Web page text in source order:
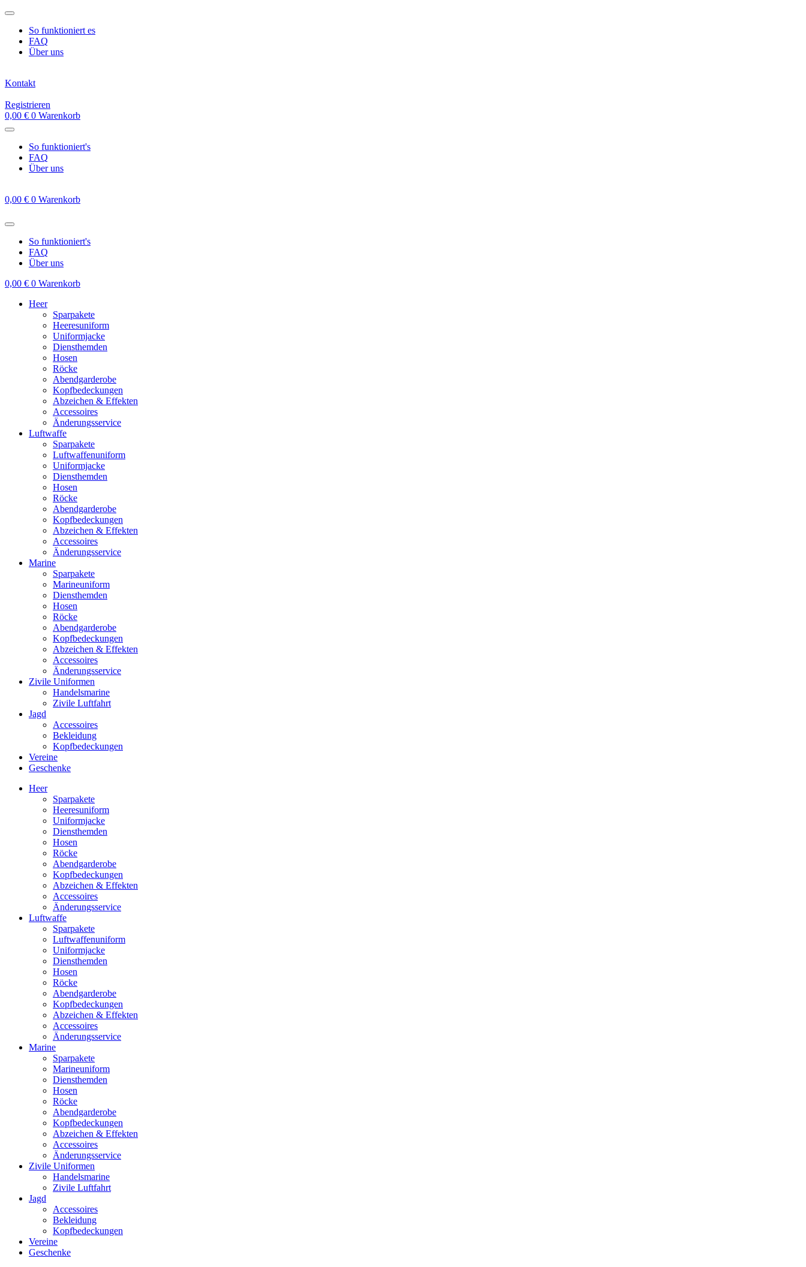
Zum
springenSo funktioniert es
FAQ
Über uns
Kontakt
Registrieren
0,00 € 0 Warenkorb
So funktioniert's
FAQ
Über uns
0,00 € 0 Warenkorb
So funktioniert's
FAQ
Über uns
0,00 € 0 Warenkorb
Heer
Sparpakete
Heeresuniform
Uniformjacke
Diensthemden
Hosen
Röcke
Abendgarderobe
Kopfbedeckungen
Abzeichen & Effekten
Accessoires
Änderungsservice
Luftwaffe
Sparpakete
Luftwaffenuniform
Uniformjacke
Diensthemden
Hosen
Röcke
Abendgarderobe
Kopfbedeckungen
Abzeichen & Effekten
Accessoires
Änderungsservice
Marine
Sparpakete
Marineuniform
Diensthemden
Hosen
Röcke
Abendgarderobe
Kopfbedeckungen
Abzeichen & Effekten
Accessoires
Änderungsservice
Zivile Uniformen
Handelsmarine
Zivile Luftfahrt
Jagd
Accessoires
Bekleidung
Kopfbedeckungen
Vereine
Geschenke
Heer
Sparpakete
Heeresuniform
Uniformjacke
Diensthemden
Hosen
Röcke
Abendgarderobe
Kopfbedeckungen
Abzeichen & Effekten
Accessoires
Änderungsservice
Luftwaffe
Sparpakete
Luftwaffenuniform
Uniformjacke
Diensthemden
Hosen
Röcke
Abendgarderobe
Kopfbedeckungen
Abzeichen & Effekten
Accessoires
Änderungsservice
Marine
Sparpakete
Marineuniform
Diensthemden
Hosen
Röcke
Abendgarderobe
Kopfbedeckungen
Abzeichen & Effekten
Accessoires
Änderungsservice
Zivile Uniformen
Handelsmarine
Zivile Luftfahrt
Jagd
Accessoires
Bekleidung
Kopfbedeckungen
Vereine
Geschenke